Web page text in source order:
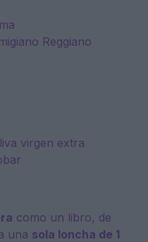
Reggiano
virgen extra
como un libro, de
una sola loncha de 1